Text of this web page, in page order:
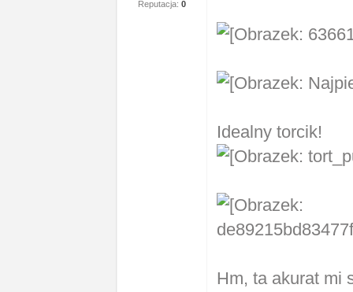
Reputacja: 0
Idealny torcik!
Hm, ta akurat mi